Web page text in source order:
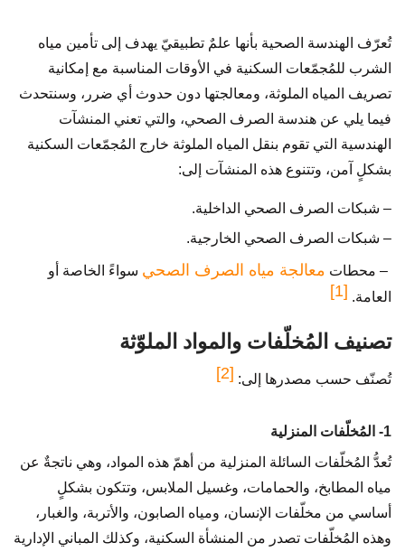
تُعرّف الهندسة الصحية بأنها علمٌ تطبيقيّ يهدف إلى تأمين مياه
الشرب للمُجمّعات السكنية في الأوقات المناسبة مع إمكانية
تصريف المياه الملوثة، ومعالجتها دون حدوث أي ضرر، وسنتحدث
فيما يلي عن هندسة الصرف الصحي، والتي تعني المنشآت
الهندسية التي تقوم بنقل المياه الملوثة خارج المُجمّعات السكنية
بشكلٍ آمن، وتتنوع هذه المنشآت إلى:
– شبكات الصرف الصحي الداخلية.
– شبكات الصرف الصحي الخارجية.
– محطات معالجة مياه الصرف الصحي سواءً الخاصة أو
العامة. [1]
تصنيف المُخلّفات والمواد الملوّثة
تُصنّف حسب مصدرها إلى: [2]
1- المُخلّفات المنزلية
تُعدُّ المُخلّفات السائلة المنزلية من أهمّ هذه المواد، وهي ناتجةٌ عن
مياه المطابخ، والحمامات، وغسيل الملابس، وتتكون بشكلٍ
أساسي من مخلّفات الإنسان، ومياه الصابون، والأتربة، والغبار،
وهذه المُخلّفات تصدر من المنشأة السكنية، وكذلك المباني الإدارية